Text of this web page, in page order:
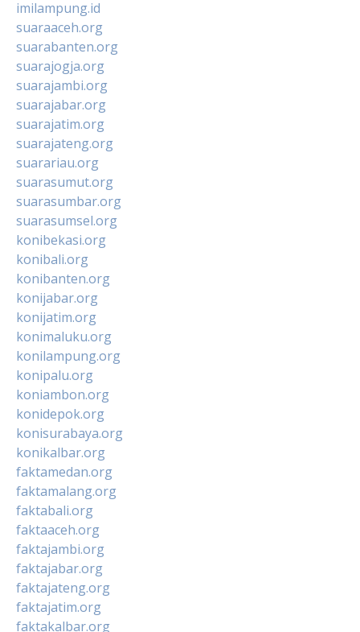
imilampung.id
suaraaceh.org
suarabanten.org
suarajogja.org
suarajambi.org
suarajabar.org
suarajatim.org
suarajateng.org
suarariau.org
suarasumut.org
suarasumbar.org
suarasumsel.org
konibekasi.org
konibali.org
konibanten.org
konijabar.org
konijatim.org
konimaluku.org
konilampung.org
konipalu.org
koniambon.org
konidepok.org
konisurabaya.org
konikalbar.org
faktamedan.org
faktamalang.org
faktabali.org
faktaaceh.org
faktajambi.org
faktajabar.org
faktajateng.org
faktajatim.org
faktakalbar.org